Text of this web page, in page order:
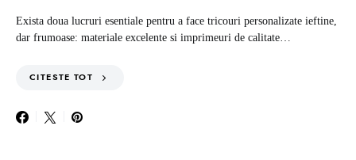
Exista doua lucruri esentiale pentru a face tricouri personalizate ieftine,
dar frumoase: materiale excelente si imprimeuri de calitate…
CITESTE TOT